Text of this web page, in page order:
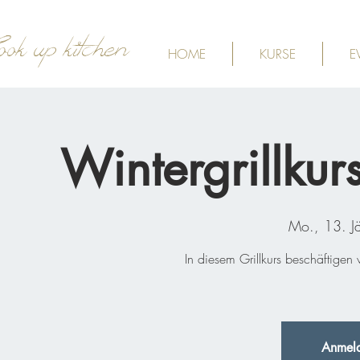
up kitchen HOME KURSE
Mo., 13.
In diesem Grillkurs